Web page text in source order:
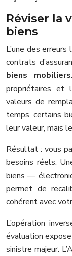
Réviser la
biens
L’une des
contrats
biens mobiliers
propriétaires et
valeurs de
temps, certains
leur valeur, mais
Résultat : vous
besoins réels.
biens —
permet de
cohérent avec
L’opération
évaluation
sinistre majeur.